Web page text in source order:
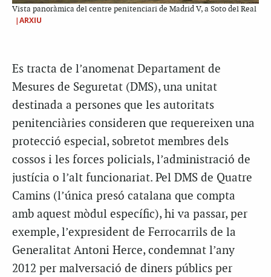
Vista panoràmica del centre penitenciari de Madrid V, a Soto del Real
|ARXIU
Es tracta de l’anomenat Departament de
Mesures de Seguretat (DMS), una unitat
destinada a persones que les autoritats
penitenciàries consideren que requereixen una
protecció especial, sobretot membres dels
cossos i les forces policials, l’administració de
justícia o l’alt funcionariat. Pel DMS de Quatre
Camins (l’única presó catalana que compta
amb aquest mòdul específic), hi va passar, per
exemple, l’expresident de Ferrocarrils de la
Generalitat Antoni Herce, condemnat l’any
2012 per malversació de diners públics per